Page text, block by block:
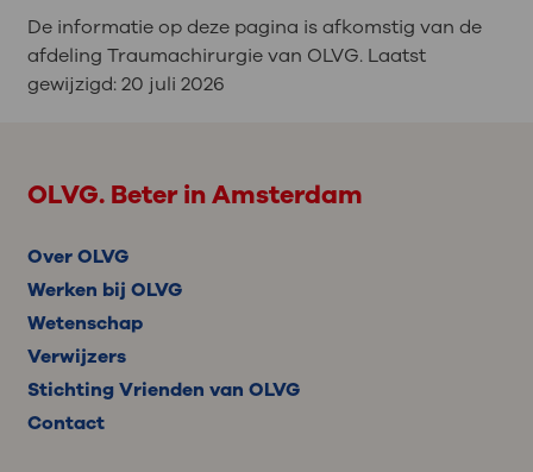
De informatie op deze pagina is afkomstig van de
afdeling Traumachirurgie van OLVG. Laatst
gewijzigd:20 juli 2026
OLVG. Beter in Amsterdam
Over OLVG
Werken bij OLVG
Wetenschap
Verwijzers
Stichting Vrienden van OLVG
Contact